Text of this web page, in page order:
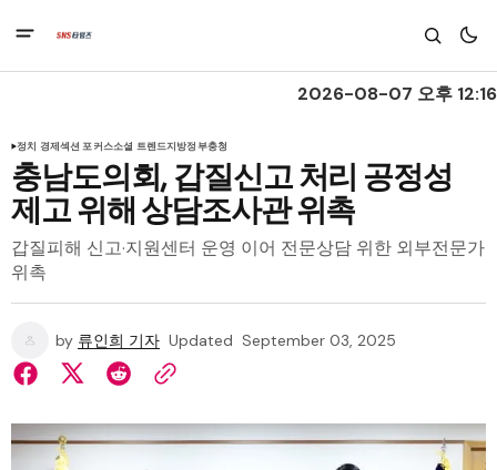
2026-08-07 오후 12:16
정치 경제섹션 포커스소셜 트렌드지방정부충청
충남도의회, 갑질신고 처리 공정성
제고 위해 상담조사관 위촉
갑질피해 신고·지원센터 운영 이어 전문상담 위한 외부전문가
위촉
by 류인희 기자 Updated September 03, 2025